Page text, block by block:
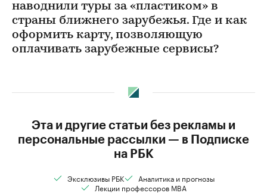
наводнили туры за «пластиком» в
страны ближнего зарубежья. Где и как
оформить карту, позволяющую
оплачивать зарубежные сервисы?
Эта и другие статьи без рекламы и
персональные рассылки — в Подписке
на РБК
Эксклюзивы РБК
Аналитика и прогнозы
Лекции профессоров MBA